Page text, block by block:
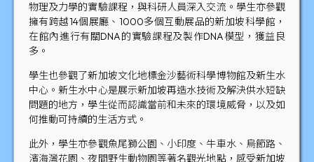
物理及力學的實驗課程，與科研人員深入交流。學生亦參觀
擁有跨越14個展廳、1000多個互動展品的新加坡科學館，
在館內進行有關DNA的實驗課程及製作DNA模型，獲益良
多。
學生也參觀了新加坡文化地標金沙藝術科學博物館及新生水
中心。新生水中心是展示新加坡再造水技術及解決供水短缺
問題的地方，學生從而認識當前和未來的環境威脅，以及如
何推動可持續的生活方式。
此外，學生亦參觀魚尾獅公園、小印度、牛車水、烏節路、
濱海灣花園、夜間野生動物園等著名觀光地點，感受新加坡